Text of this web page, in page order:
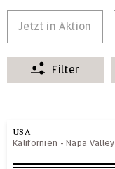
Jetzt in Aktion
Filter
USA
Kalifornien -Napa Valley